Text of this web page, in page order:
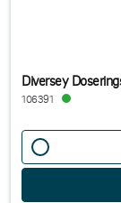
Diversey
106391